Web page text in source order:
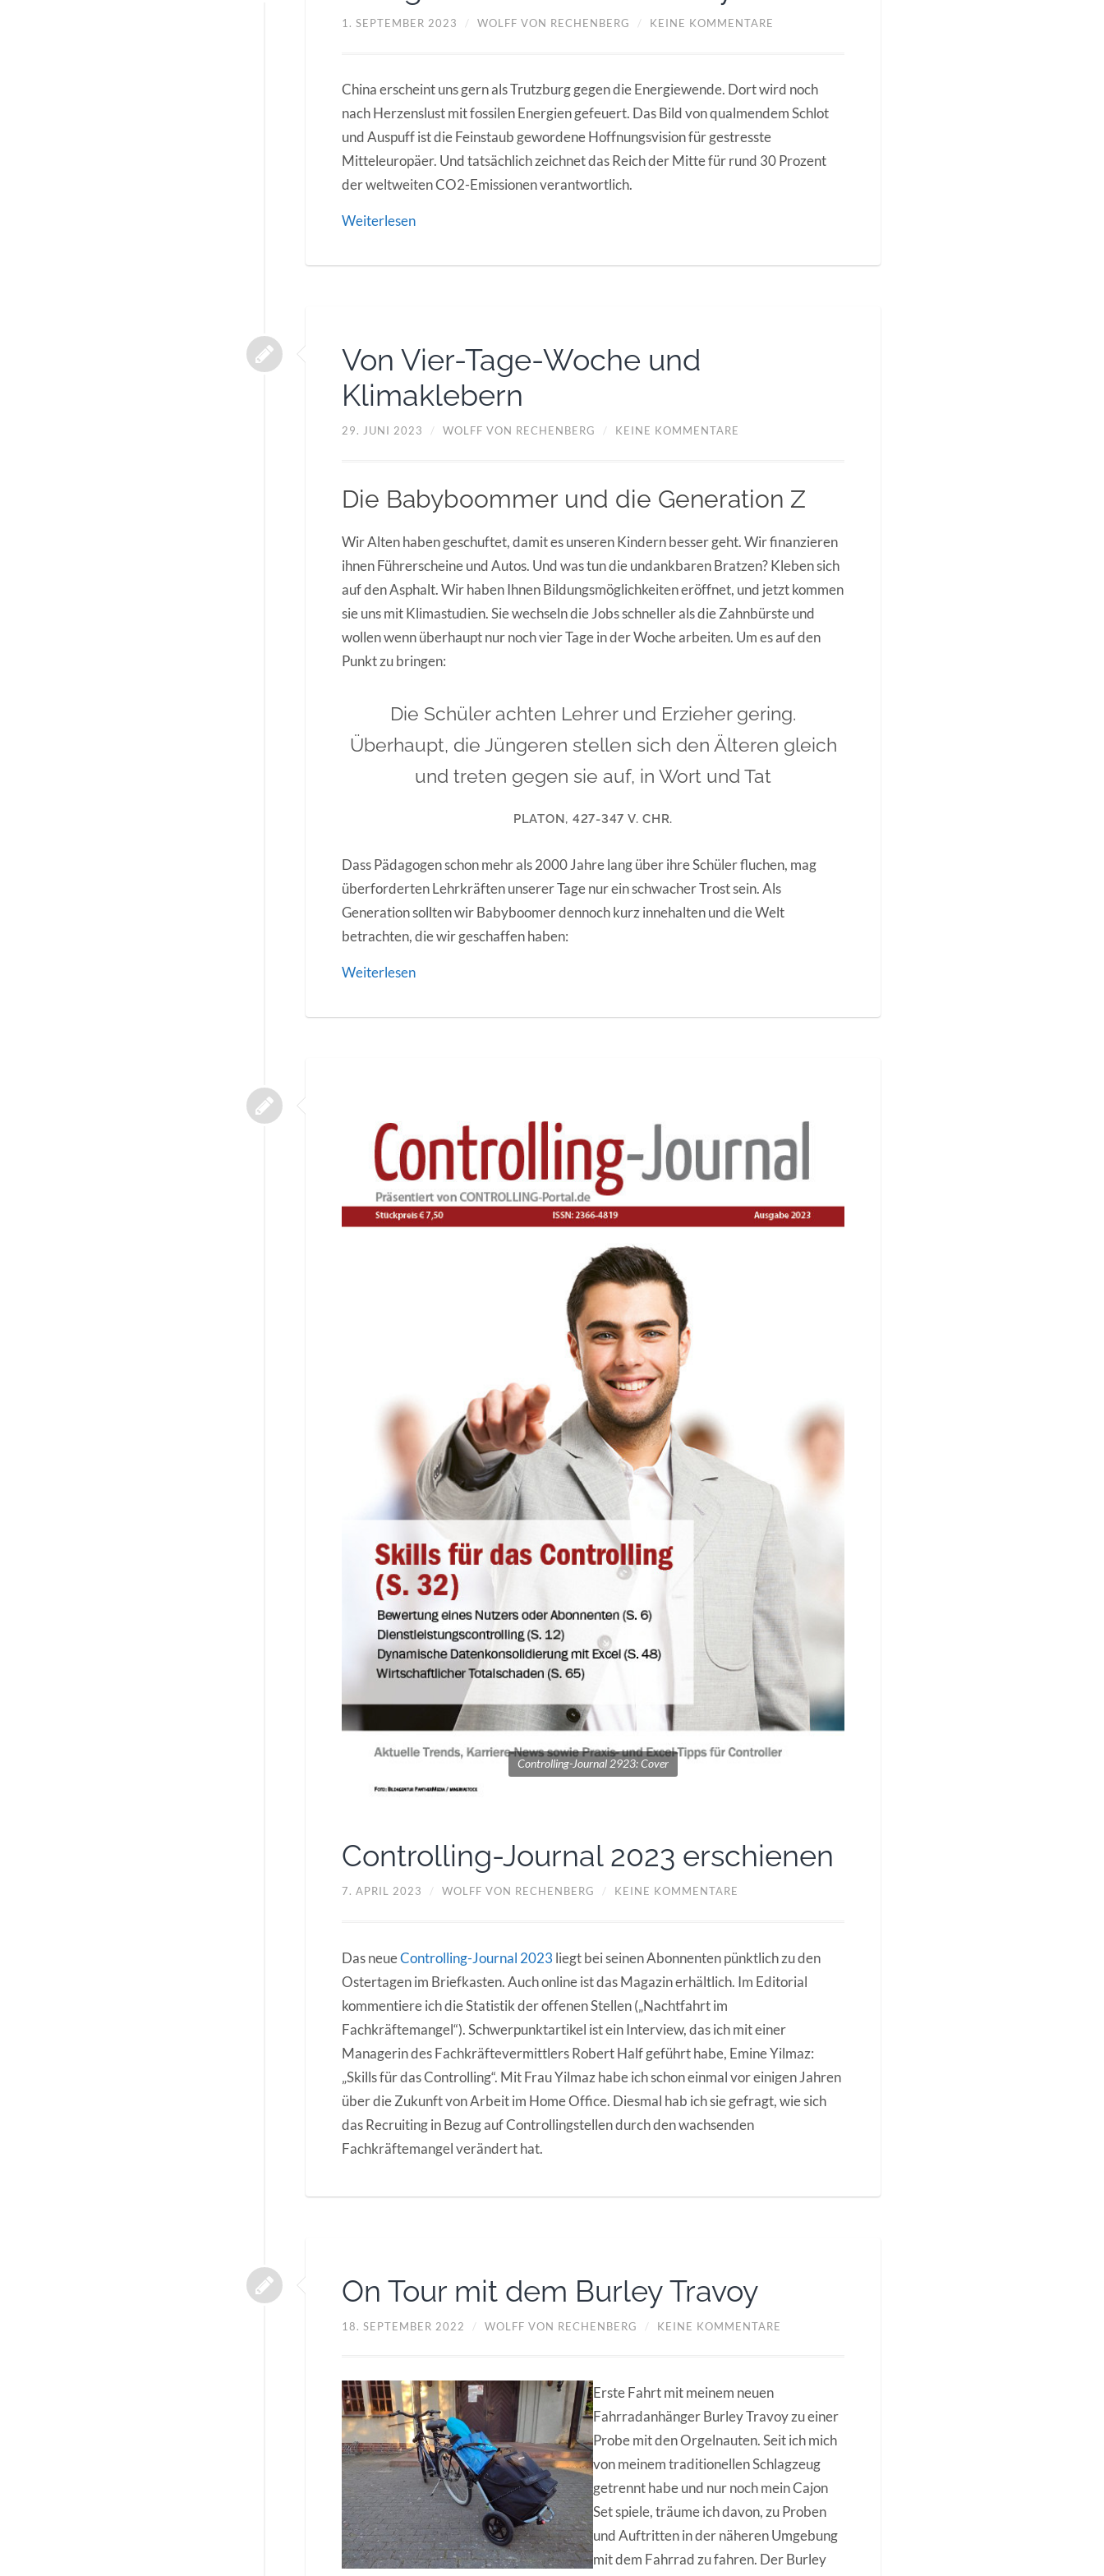
1. SEPTEMBER 2023 / WOLFF VON RECHENBERG / KEINE KOMMENTARE
China erscheint uns gern als Trutzburg gegen die Energiewende. Dort wird noch
nach Herzenslust mit fossilen Energien gefeuert. Das Bild von qualmendem Schlot
und Auspuff ist die Feinstaub gewordene Hoffnungsvision für gestresste
Mitteleuropäer. Und tatsächlich zeichnet das Reich der Mitte für rund 30 Prozent
der weltweiten CO2-Emissionen verantwortlich.
Weiterlesen
Von Vier-Tage-Woche und
Klimaklebern
29. JUNI 2023 / WOLFF VON RECHENBERG / KEINE KOMMENTARE
Die Babyboommer und die Generation Z
Wir Alten haben geschuftet, damit es unseren Kindern besser geht. Wir finanzieren
ihnen Führerscheine und Autos. Und was tun die undankbaren Bratzen? Kleben sich
auf den Asphalt. Wir haben Ihnen Bildungsmöglichkeiten eröffnet, und jetzt kommen
sie uns mit Klimastudien. Sie wechseln die Jobs schneller als die Zahnbürste und
wollen wenn überhaupt nur noch vier Tage in der Woche arbeiten. Um es auf den
Punkt zu bringen:
Die Schüler achten Lehrer und Erzieher gering.
Überhaupt, die Jüngeren stellen sich den Älteren gleich
und treten gegen sie auf, in Wort und Tat
PLATON, 427-347 V. CHR.
Dass Pädagogen schon mehr als 2000 Jahre lang über ihre Schüler fluchen, mag
überforderten Lehrkräften unserer Tage nur ein schwacher Trost sein. Als
Generation sollten wir Babyboomer dennoch kurz innehalten und die Welt
betrachten, die wir geschaffen haben:
Weiterlesen
Controlling-Journal 2923: Cover
Controlling-Journal 2023 erschienen
7. APRIL 2023 / WOLFF VON RECHENBERG / KEINE KOMMENTARE
Das neueControlling-Journal 2023 liegt bei seinen Abonnenten pünktlich zu den
Ostertagen im Briefkasten. Auch online ist das Magazin erhältlich. Im Editorial
kommentiere ich die Statistik der offenen Stellen („Nachtfahrt im
Fachkräftemangel“). Schwerpunktartikel ist ein Interview, das ich mit einer
Managerin des Fachkräftevermittlers Robert Half geführt habe, Emine Yilmaz:
„Skills für das Controlling“. Mit Frau Yilmaz habe ich schon einmal vor einigen Jahren
über die Zukunft von Arbeit im Home Office. Diesmal hab ich sie gefragt, wie sich
das Recruiting in Bezug auf Controllingstellen durch den wachsenden
Fachkräftemangel verändert hat.
On Tour mit dem Burley Travoy
18. SEPTEMBER 2022 / WOLFF VON RECHENBERG / KEINE KOMMENTARE
Erste Fahrt mit meinem neuen
Fahrradanhänger Burley Travoy zu einer
Probe mit den Orgelnauten. Seit ich mich
von meinem traditionellen Schlagzeug
getrennt habe und nur noch mein Cajon
Set spiele, träume ich davon, zu Proben
und Auftritten in der näheren Umgebung
mit dem Fahrrad zu fahren. Der Burley